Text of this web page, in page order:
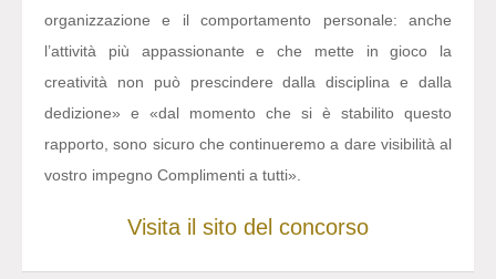
organizzazione e il comportamento personale: anche
l’attività più appassionante e che mette in gioco la
creatività non può prescindere dalla disciplina e dalla
dedizione» e «dal momento che si è stabilito questo
rapporto, sono sicuro che continueremo a dare visibilità al
vostro impegno Complimenti a tutti».
Visita il sito del concorso